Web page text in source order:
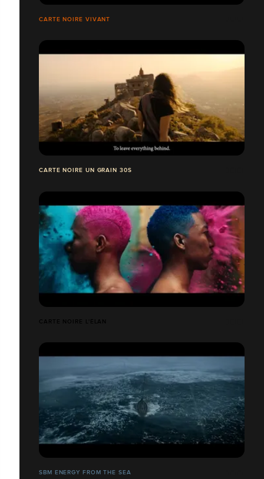
CARTE NOIRE VIVANT
CARTE NOIRE UN GRAIN 30S
CARTE NOIRE L'ÉLAN
SBM ENERGY FROM THE SEA